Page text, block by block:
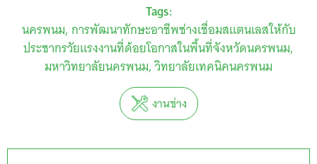
Tags:
นครพนม การพัฒนาทักษะอาชีพช่างเชื่อมสแตนเลสให้กับ
ประชากรวัยแรงงานที่ด้อยโอกาสในพื้นที่จังหวัดนครพนม
มหาวิทยาลัยนครพนม วิทยาลัยเทคนิคนครพนม
งานช่าง